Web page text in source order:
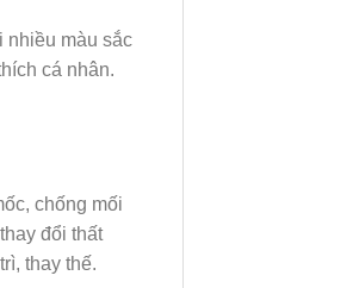
nhiều màu sắc
cá nhân.
chống mối
đổi thất
thay thế.